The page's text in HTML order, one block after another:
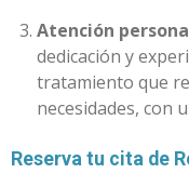
Atención
dedicación y
tratamiento que
necesidades, con
Reserva tu cita de